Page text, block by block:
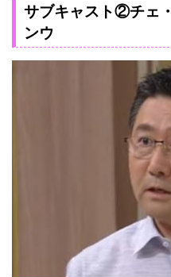
サブキャスト②チェ
ンウ